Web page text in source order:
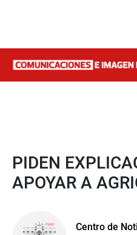
PIDEN
APOYAR A
Centro de